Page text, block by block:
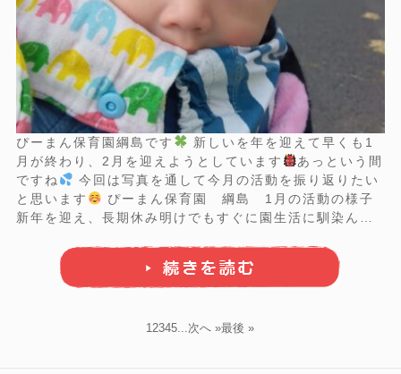
ぴーまん保育園綱島です
新しいを年を迎えて早くも1
月が終わり、2月を迎えようとしています
あっという間
ですね
今回は写真を通して今月の活動を振り返りたい
と思います
ぴーまん保育園 綱島 1月の活動の様子
新年を迎え、長期休み明けでもすぐに園生活に馴染んで
いた夕方の自由遊びの時間
たくさん遊びました
...
12345...次へ »最後 »